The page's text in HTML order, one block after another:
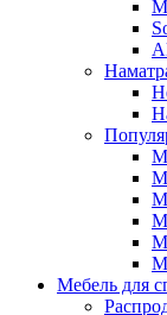
Мебель для